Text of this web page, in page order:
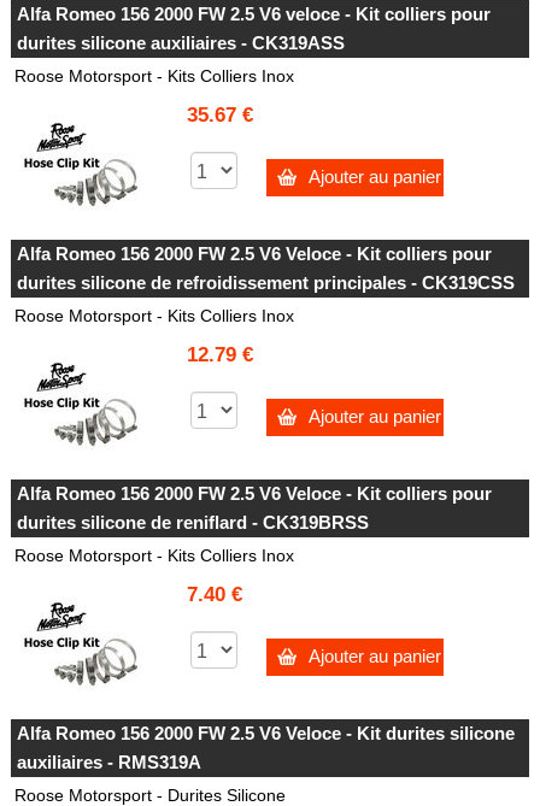
Alfa Romeo 156 2000 FW 2.5 V6 veloce - Kit colliers pour
durites silicone auxiliaires - CK319ASS
Roose Motorsport - Kits Colliers Inox
35.67 €
Ajouter au panier
Alfa Romeo 156 2000 FW 2.5 V6 Veloce - Kit colliers pour
durites silicone de refroidissement principales - CK319CSS
Roose Motorsport - Kits Colliers Inox
12.79 €
Ajouter au panier
Alfa Romeo 156 2000 FW 2.5 V6 Veloce - Kit colliers pour
durites silicone de reniflard - CK319BRSS
Roose Motorsport - Kits Colliers Inox
7.40 €
Ajouter au panier
Alfa Romeo 156 2000 FW 2.5 V6 Veloce - Kit durites silicone
auxiliaires - RMS319A
Roose Motorsport - Durites Silicone